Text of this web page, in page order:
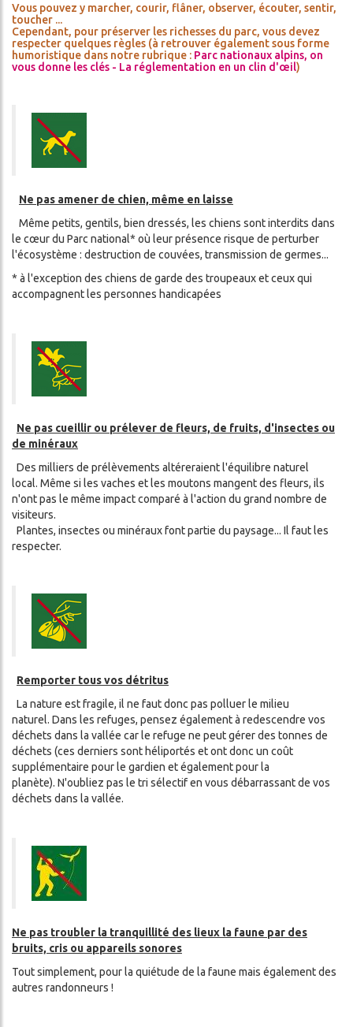
Vous pouvez y marcher, courir, flâner, observer, écouter, sentir,
toucher ...
Cependant, pour préserver les richesses du parc, vous devez
respecter quelques règles (à retrouver également sous forme
humoristique dans notre rubrique : Parc nationaux alpins, on
vous donne les clés - La réglementation en un clin d'œil)
Ne pas amener de chien, même en laisse
Même petits, gentils, bien dressés, les chiens sont interdits dans
le cœur du Parc national* où leur présence risque de perturber
l'écosystème : destruction de couvées, transmission de germes...
* à l'exception des chiens de garde des troupeaux et ceux qui
accompagnent les personnes handicapées
Ne pas cueillir ou prélever de fleurs, de fruits, d'insectes ou
de minéraux
Des milliers de prélèvements altéreraient l'équilibre naturel
local. Même si les vaches et les moutons mangent des fleurs, ils
n'ont pas le même impact comparé à l'action du grand nombre de
visiteurs.
Plantes, insectes ou minéraux font partie du paysage... Il faut les
respecter.
Remporter tous vos détritus
La nature est fragile, il ne faut donc pas polluer le milieu
naturel. Dans les refuges, pensez également à redescendre vos
déchets dans la vallée car le refuge ne peut gérer des tonnes de
déchets (ces derniers sont héliportés et ont donc un coût
supplémentaire pour le gardien et également pour la
planète). N'oubliez pas le tri sélectif en vous débarrassant de vos
déchets dans la vallée.
Ne pas troubler la tranquillité des lieux la faune par des
bruits, cris ou appareils sonores
Tout simplement, pour la quiétude de la faune mais également des
autres randonneurs !